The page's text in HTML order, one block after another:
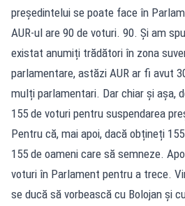
președintelui se poate face în
AUR-ul are 90 de voturi. 90. Și am
existat anumiți trădători în zona
parlamentare, astăzi AUR ar fi avut
mulți parlamentari. Dar chiar și așa,
155 de voturi pentru suspendarea
Pentru că, mai apoi, dacă obțineți
155 de oameni care să semneze.
voturi în Parlament pentru a trece.
se ducă să vorbească cu Bolojan și